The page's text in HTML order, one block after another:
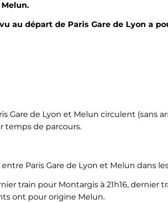
au départ de Paris Gare de Lyon a
Gare de Lyon et Melun circulent (sans
temps de parcours.
Paris Gare de Lyon et Melun dans
train pour Montargis à 21h16, dernier
ont pour origine Melun.